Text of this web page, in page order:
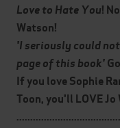
Love to Hate You!
Watson!
'I seriously could
page of this book'
If you love Sophie
Toon, you'll LOVE Jo